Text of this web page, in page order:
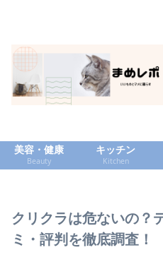
美容・健康
Beauty
キッチン
Kitchen
クリクラは危ないの？
ミ・評判を徹底調査！